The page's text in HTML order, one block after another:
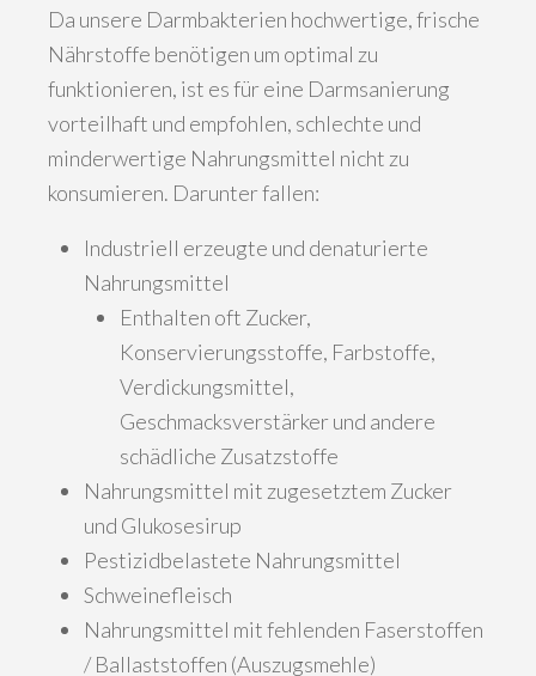
Da unsere Darmbakterien hochwertige, frische
Nährstoffe benötigen um optimal zu
funktionieren, ist es für eine Darmsanierung
vorteilhaft und empfohlen, schlechte und
minderwertige Nahrungsmittel nicht zu
konsumieren. Darunter fallen:
Industriell erzeugte und denaturierte
Nahrungsmittel
Enthalten oft Zucker,
Konservierungsstoffe, Farbstoffe,
Verdickungsmittel,
Geschmacksverstärker und andere
schädliche Zusatzstoffe
Nahrungsmittel mit zugesetztem Zucker
und Glukosesirup
Pestizidbelastete Nahrungsmittel
Schweinefleisch
Nahrungsmittel mit fehlenden Faserstoffen
/ Ballaststoffen (Auszugsmehle)